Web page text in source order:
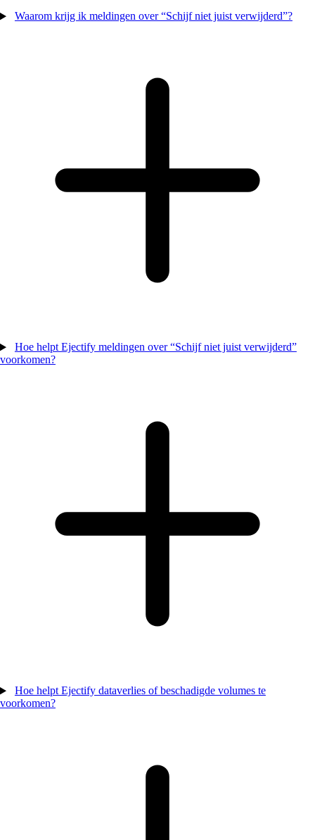
Waarom krijg ik meldingen over “Schijf niet juist verwijderd”?
Hoe helpt Ejectify meldingen over “Schijf niet juist verwijderd”
voorkomen?
Hoe helpt Ejectify dataverlies of beschadigde volumes te
voorkomen?